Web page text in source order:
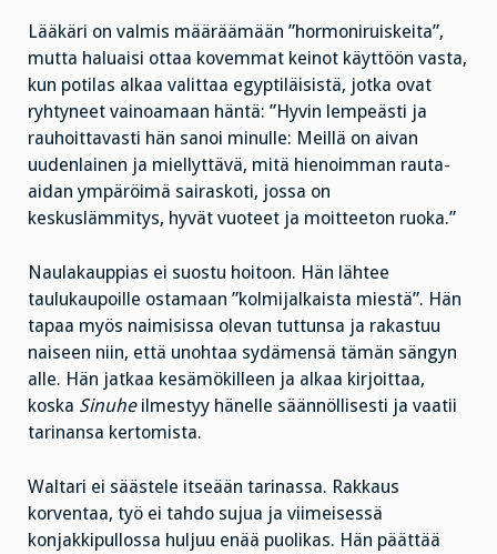
Lääkäri on valmis määräämään ”hormoniruiskeita”,
mutta haluaisi ottaa kovemmat keinot käyttöön vasta,
kun potilas alkaa valittaa egyptiläisistä, jotka ovat
ryhtyneet vainoamaan häntä: ”Hyvin lempeästi ja
rauhoittavasti hän sanoi minulle: Meillä on aivan
uudenlainen ja miellyttävä, mitä hienoimman rauta-
aidan ympäröimä sairaskoti, jossa on
keskuslämmitys, hyvät vuoteet ja moitteeton ruoka.”
Naulakauppias ei suostu hoitoon. Hän lähtee
taulukaupoille ostamaan ”kolmijalkaista miestä”. Hän
tapaa myös naimisissa olevan tuttunsa ja rakastuu
naiseen niin, että unohtaa sydämensä tämän sängyn
alle. Hän jatkaa kesämökilleen ja alkaa kirjoittaa,
koska Sinuheilmestyy hänelle säännöllisesti ja vaatii
tarinansa kertomista.
Waltari ei säästele itseään tarinassa. Rakkaus
korventaa, työ ei tahdo sujua ja viimeisessä
konjakkipullossa huljuu enää puolikas. Hän päättää